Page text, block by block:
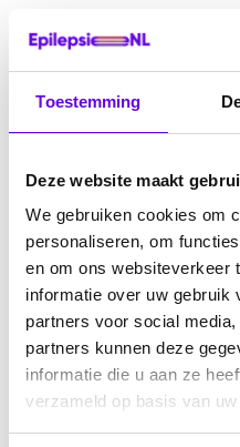
Toestemming
Deze website maakt
We gebruiken cookies om
personaliseren, om
en om ons websiteverkeer
informatie over uw gebruik
partners voor social
partners kunnen deze
informatie die u aan ze
verzameld op basis van